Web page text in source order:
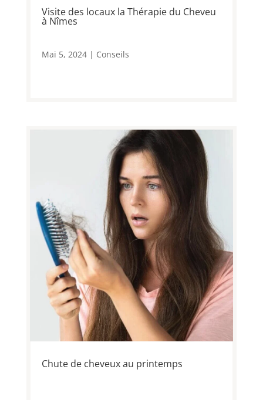
Visite des locaux la Thérapie du Cheveu
à Nîmes
Mai 5, 2024| Conseils
Chute de cheveux au printemps